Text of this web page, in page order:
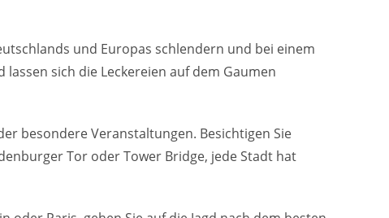
und Europas schlendern und bei einem
sich die Leckereien auf dem Gaumen
besondere Veranstaltungen. Besichtigen Sie
Tor oder Tower Bridge, jede Stadt hat